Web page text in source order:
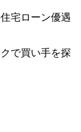
宅ローン優遇
で買い手を探